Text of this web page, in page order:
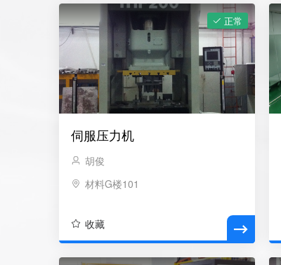
正常
伺服压力机
胡俊
材料G楼101
收藏